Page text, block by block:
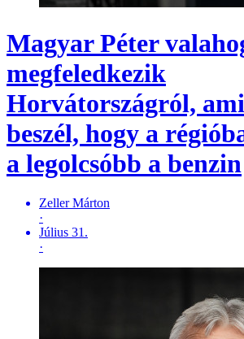
Magyar Péter
megfeledkezik
Horvátországról,
beszél, hogy a
a legolcsóbb a benzin
Zeller Márton
·
Július 31.
·